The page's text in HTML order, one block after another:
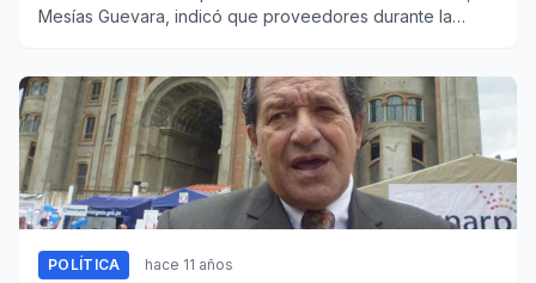
Mesías Guevara, indicó que proveedores durante la
POLÍTICA hace 11 años